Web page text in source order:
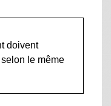
doivent
le même